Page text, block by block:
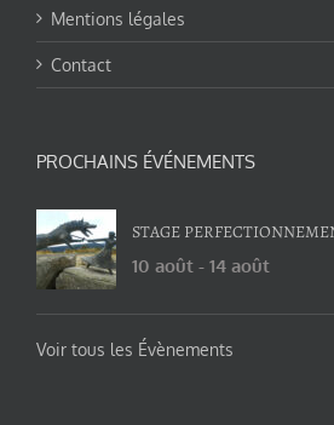
Mentions légales
Contact
PROCHAINS ÉVÉNEMENTS
STAGE
10 août - 14 août
Voir tous les Évènements